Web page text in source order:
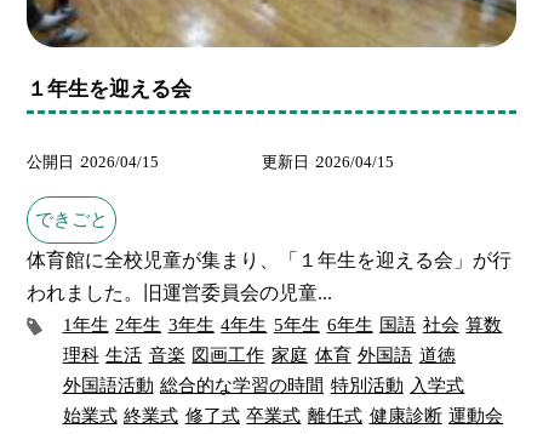
１年生を迎える会
公開日 2026/04/15 更新日 2026/04/15
できごと
体育館に全校児童が集まり、「１年生を迎える会」が行
われました。旧運営委員会の児童...
1年生 2年生 3年生 4年生 5年生 6年生 国語 社会 算数
理科 生活 音楽 図画工作 家庭 体育 外国語 道徳
外国語活動 総合的な学習の時間 特別活動 入学式
始業式 終業式 修了式 卒業式 離任式 健康診断 運動会